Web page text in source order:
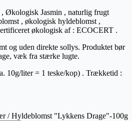
Økologisk Jasmin , naturlig frugt
, økologisk hyldeblomst ,
økologisk af : ECOCERT .
og uden direkte sollys. Produktet bør
væk fra stærke lugte.
10g/liter = 1 teske/kop) . Trækketid :
/ Hyldeblomst "Lykkens Drage"-100g